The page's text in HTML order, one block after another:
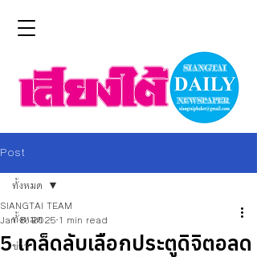
Post
ทั้งหมด
ข่าว
ทั้งหมด
5 เคล็ดลับเลือกประตูดิจิตอลด
SIANGTAI TEAM
Jan 8, 2025 1 min read